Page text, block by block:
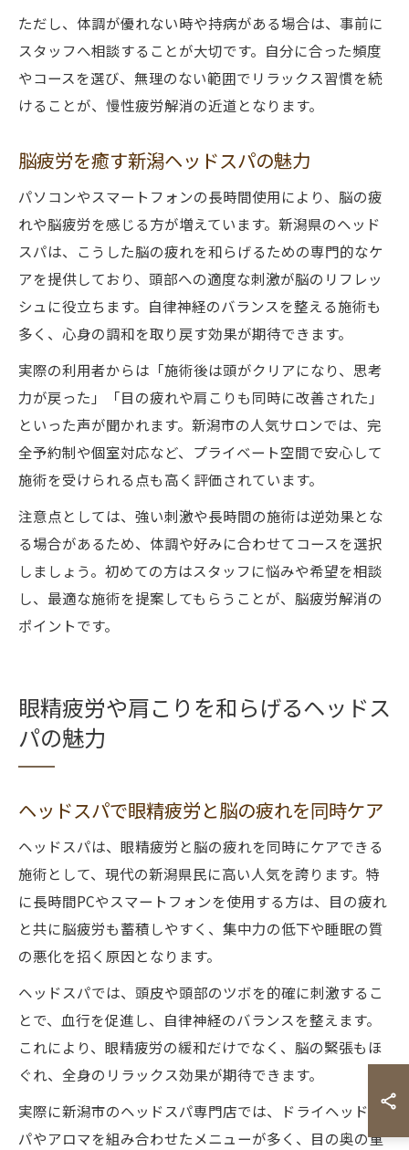
ただし、体調が優れない時や持病がある場合は、事前に
スタッフへ相談することが大切です。自分に合った頻度
やコースを選び、無理のない範囲でリラックス習慣を続
けることが、慢性疲労解消の近道となります。
脳疲労を癒す新潟ヘッドスパの魅力
パソコンやスマートフォンの長時間使用により、脳の疲
れや脳疲労を感じる方が増えています。新潟県のヘッド
スパは、こうした脳の疲れを和らげるための専門的なケ
アを提供しており、頭部への適度な刺激が脳のリフレッ
シュに役立ちます。自律神経のバランスを整える施術も
多く、心身の調和を取り戻す効果が期待できます。
実際の利用者からは「施術後は頭がクリアになり、思考
力が戻った」「目の疲れや肩こりも同時に改善された」
といった声が聞かれます。新潟市の人気サロンでは、完
全予約制や個室対応など、プライベート空間で安心して
施術を受けられる点も高く評価されています。
注意点としては、強い刺激や長時間の施術は逆効果とな
る場合があるため、体調や好みに合わせてコースを選択
しましょう。初めての方はスタッフに悩みや希望を相談
し、最適な施術を提案してもらうことが、脳疲労解消の
ポイントです。
眼精疲労や肩こりを和らげるヘッドス
パの魅力
ヘッドスパで眼精疲労と脳の疲れを同時ケア
ヘッドスパは、眼精疲労と脳の疲れを同時にケアできる
施術として、現代の新潟県民に高い人気を誇ります。特
に長時間PCやスマートフォンを使用する方は、目の疲れ
と共に脳疲労も蓄積しやすく、集中力の低下や睡眠の質
の悪化を招く原因となります。
ヘッドスパでは、頭皮や頭部のツボを的確に刺激するこ
とで、血行を促進し、自律神経のバランスを整えます。
これにより、眼精疲労の緩和だけでなく、脳の緊張もほ
ぐれ、全身のリラックス効果が期待できます。
実際に新潟市のヘッドスパ専門店では、ドライヘッドス
パやアロマを組み合わせたメニューが多く、目の奥の重